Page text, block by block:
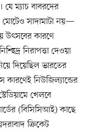
যে ম্যাচ বাবরদের
মোটেও সাদামাটা নয়—
উৎসবের কারণে
নিরাপত্তা দেওয়া
দিয়েছিল ভারতের
কারণেই নিউজিল্যান্ডের
খেলবে
(বিসিসিআই) কাছে
ক্রিকেট